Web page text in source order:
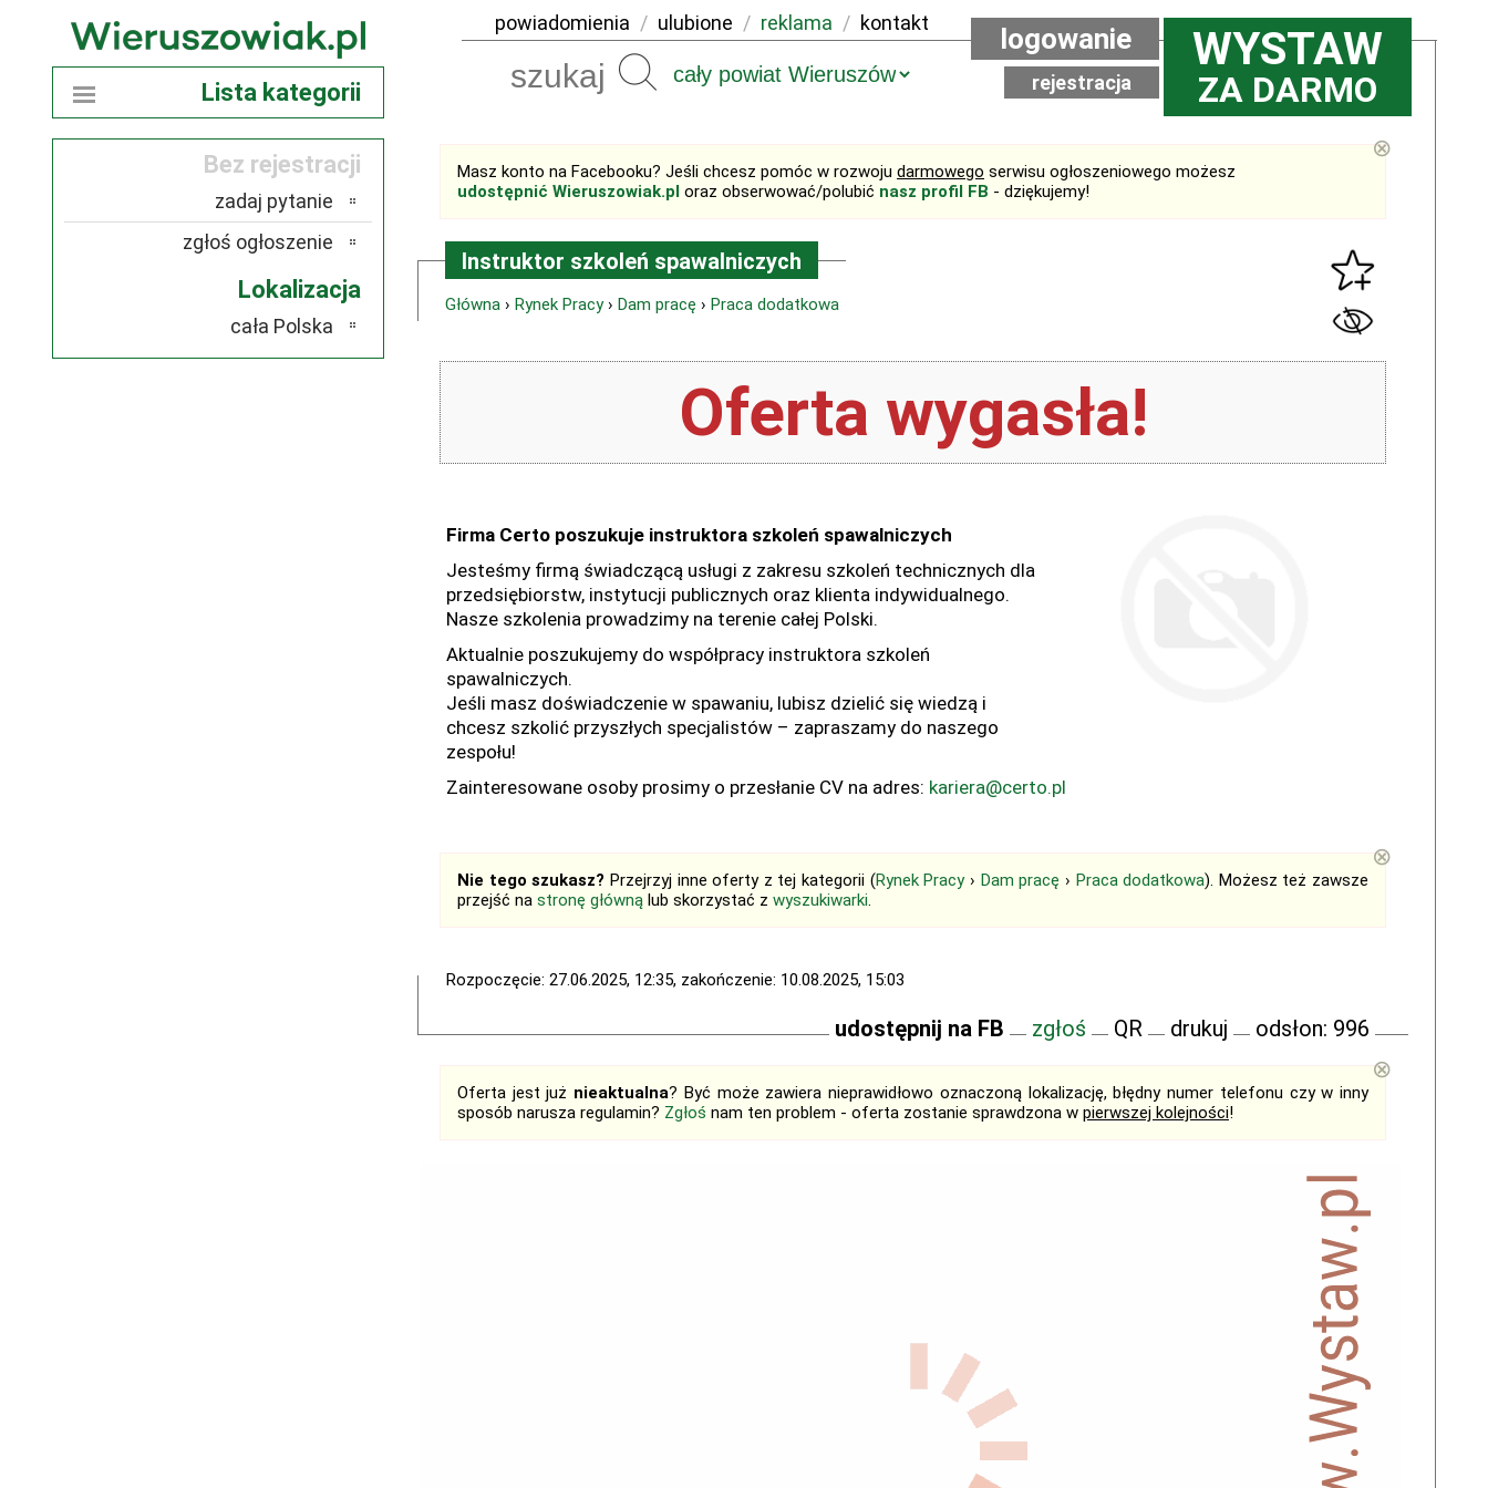
powiadomienia / ulubione / reklama / kontakt
Szukaj WYSTAW
ZA DARMO
logowanie
rejestracja
Masz konto na Facebooku? Jeśli chcesz pomóc w rozwoju darmowego serwisu ogłoszeniowego możesz
udostępnić Wieruszowiak.pl oraz obserwować/polubić nasz profil FB - dziękujemy!
⊗
Instruktor szkoleń spawalniczych
Główna › Rynek Pracy› Dam pracę › Praca dodatkowa
Oferta wygasła!
Firma Certo poszukuje instruktora szkoleń spawalniczych
Jesteśmy firmą świadczącą usługi z zakresu szkoleń technicznych dla
przedsiębiorstw, instytucji publicznych oraz klienta indywidualnego.
Nasze szkolenia prowadzimy na terenie całej Polski.
Aktualnie poszukujemy do współpracy instruktora szkoleń
spawalniczych.
Jeśli masz doświadczenie w spawaniu, lubisz dzielić się wiedzą i
chcesz szkolić przyszłych specjalistów – zapraszamy do naszego
zespołu!
Zainteresowane osoby prosimy o przesłanie CV na adres: kariera@certo.pl
Nie tego szukasz? Przejrzyj inne oferty z tej kategorii (Rynek Pracy› Dam pracę › Praca dodatkowa). Możesz też zawsze
przejść na stronę główną lub skorzystać z wyszukiwarki.
⊗
Rozpoczęcie: 27.06.2025, 12:35, zakończenie: 10.08.2025, 15:03
udostępnij na FB zgłoś QR drukuj odsłon: 996
Oferta jest już nieaktualna? Być może zawiera nieprawidłowo oznaczoną lokalizację, błędny numer telefonu czy w inny
sposób narusza regulamin? Zgłoś nam ten problem - oferta zostanie sprawdzona w pierwszej kolejności!
⊗
Lista kategorii
Bez rejestracji
zadaj pytanie
zgłoś ogłoszenie
Lokalizacja
cała Polska